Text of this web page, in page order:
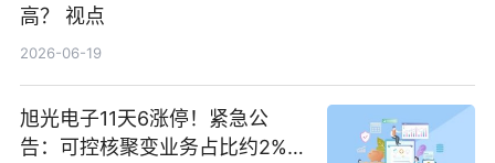
高？ 视点
2026-06-19
旭光电子11天6涨停！紧急公
告：可控核聚变业务占比约2%！